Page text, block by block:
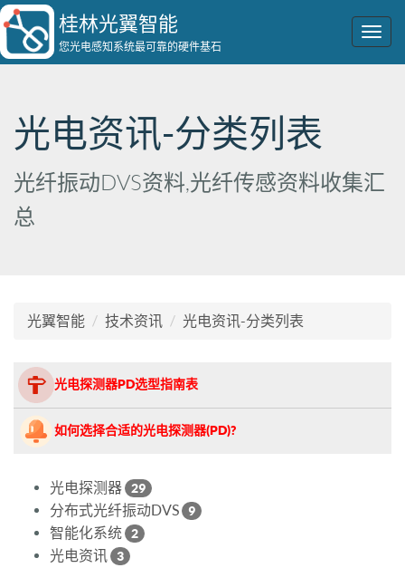
桂林光翼智能
您光电感知系统最可靠的硬件基石
光电资讯-分类列表
光纤振动DVS资料,光纤传感资料收集汇
总
光翼智能 技术资讯 光电资讯-分类列表
光电探测器PD选型指南表
如何选择合适的光电探测器(PD)?
光电探测器 29
分布式光纤振动DVS 9
智能化系统 2
光电资讯 3